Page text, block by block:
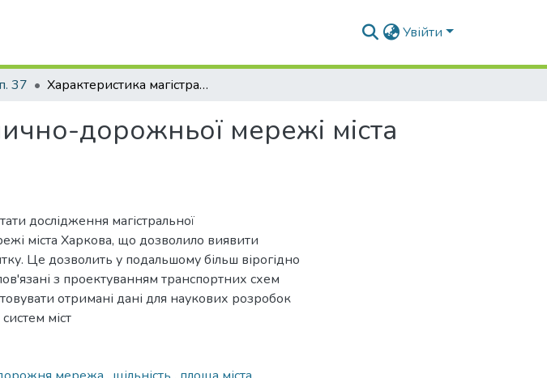
Увійти
37 Характеристика магістральної вулично-дорожньої мережі міста Харкова
дорожньої мережі міста
дослідження магістральної
міста Харкова, що дозволило виявити
Це дозволить у подальшому більш вірогідно
з проектуванням транспортних схем
отримані дані для наукових розробок
міст